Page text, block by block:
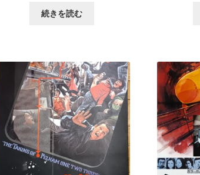
続きを読む